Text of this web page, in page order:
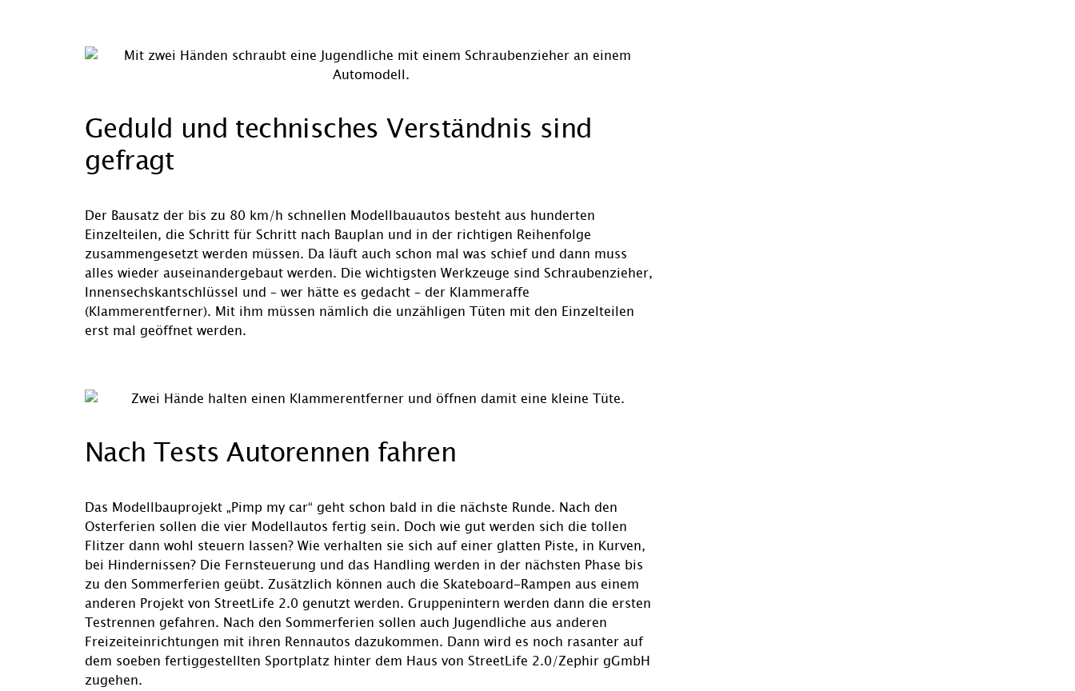
Geduld und technisches Verständnis sind
gefragt
Der Bausatz der bis zu 80 km/h schnellen Modellbauautos besteht aus hunderten
Einzelteilen, die Schritt für Schritt nach Bauplan und in der richtigen Reihenfolge
zusammengesetzt werden müssen. Da läuft auch schon mal was schief und dann muss
alles wieder auseinandergebaut werden. Die wichtigsten Werkzeuge sind Schraubenzieher,
Innensechskantschlüssel und – wer hätte es gedacht – der Klammeraffe
(Klammerentferner). Mit ihm müssen nämlich die unzähligen Tüten mit den Einzelteilen
erst mal geöffnet werden.
Nach Tests Autorennen fahren
Das Modellbauprojekt „Pimp my car“ geht schon bald in die nächste Runde. Nach den
Osterferien sollen die vier Modellautos fertig sein. Doch wie gut werden sich die tollen
Flitzer dann wohl steuern lassen? Wie verhalten sie sich auf einer glatten Piste, in Kurven,
bei Hindernissen? Die Fernsteuerung und das Handling werden in der nächsten Phase bis
zu den Sommerferien geübt. Zusätzlich können auch die Skateboard-Rampen aus einem
anderen Projekt von StreetLife 2.0 genutzt werden. Gruppenintern werden dann die ersten
Testrennen gefahren. Nach den Sommerferien sollen auch Jugendliche aus anderen
Freizeiteinrichtungen mit ihren Rennautos dazukommen. Dann wird es noch rasanter auf
dem soeben fertiggestellten Sportplatz hinter dem Haus von StreetLife 2.0/Zephir gGmbH
zugehen.